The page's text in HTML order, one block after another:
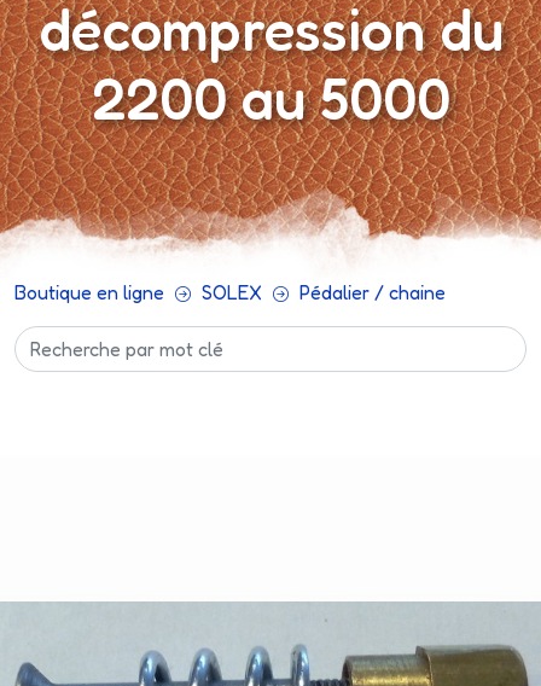
décompression du
2200 au 5000
Boutique en ligne SOLEX Pédalier / chaine